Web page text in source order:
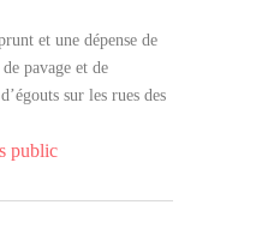
et une dépense de
pavage et de
sur les rues des
public